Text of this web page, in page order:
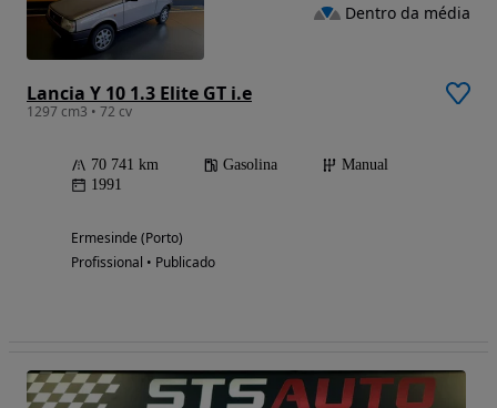
Lancia Y 10 1.3 Elite GT i.e
1297 cm3 • 72 cv
70 741 km Gasolina
Manual
1991
Ermesinde (Porto)
Profissional • Publicado
Dentro da média